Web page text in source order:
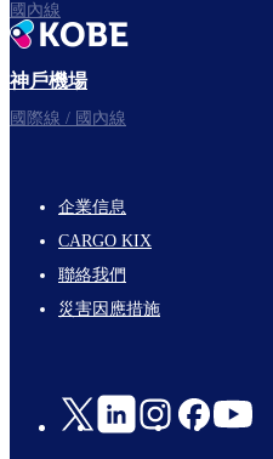
國內線
神戶機場
國際線 / 國內線
footer-
links-
en-
企業信息
CARGO KIX
聯絡我們
災害因應措施
Social